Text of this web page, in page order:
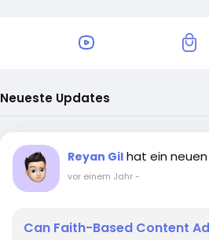
Neueste Updates
Reyan Gil hat ein
vor einem Jahr-
Can Faith-Based Content